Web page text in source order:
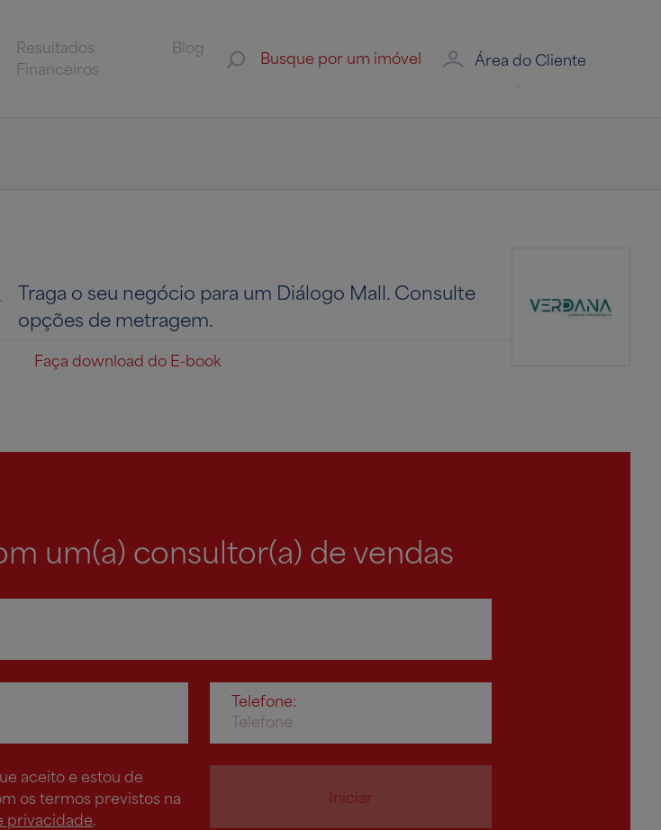
Resultados
Financeiros
Blog
Área do Cliente
Traga o seu negócio para um Diálogo Mall. Consulte
opções de metragem.
Faça download do E-book
um(a) consultor(a) de vendas
Telefone:
aceito e estou de
os termos previstos na
privacidade.
Iniciar